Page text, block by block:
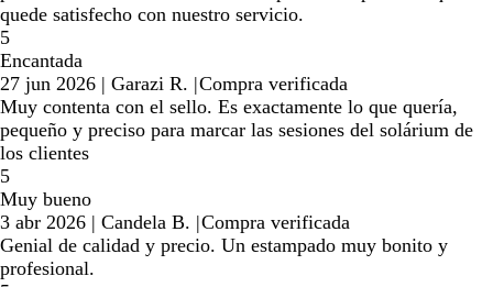
quede satisfecho con nuestro servicio.
5
Encantada
27 jun 2026 | Garazi R. |Compra verificada
Muy contenta con el sello. Es exactamente lo que quería,
pequeño y preciso para marcar las sesiones del solárium de
los clientes
5
Muy bueno
3 abr 2026 | Candela B. |Compra verificada
Genial de calidad y precio. Un estampado muy bonito y
profesional.